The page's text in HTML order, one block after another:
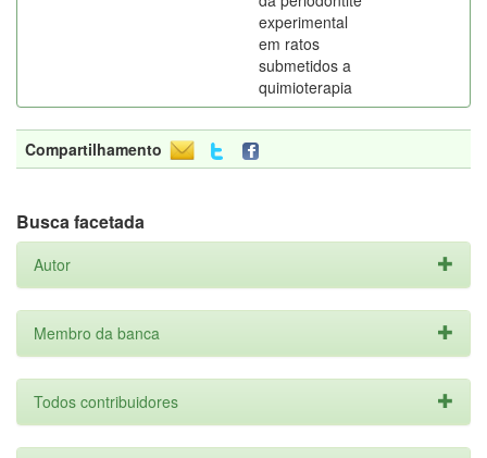
experimental
em ratos
submetidos a
quimioterapia
Compartilhamento
Busca facetada
Autor
Membro da banca
Todos contribuidores